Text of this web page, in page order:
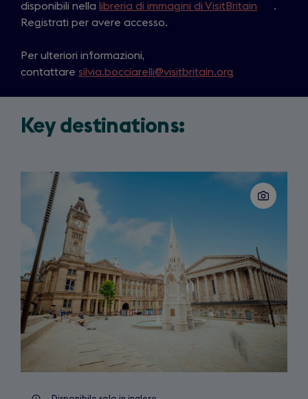
disponibili nella libreria di immagini di VisitBritain
e
w
t
)
.
Registrati per avere accesso.
Per ulteriori informazioni,
contattare silvia.bocciarelli@visitbritain.org
Key destinations: